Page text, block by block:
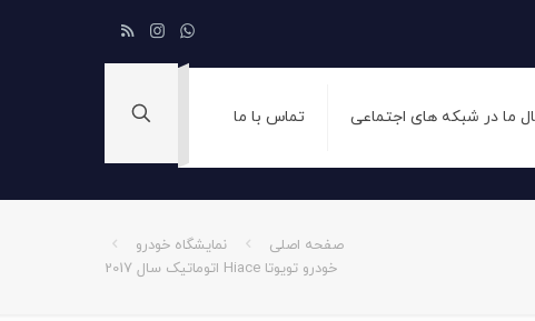
ما در شبکه های اجتماعی تماس با ما
صفحه اصلی
نمایشگاه خودرو
خودرو تویوتا Hiace اتوماتیک سال 2017